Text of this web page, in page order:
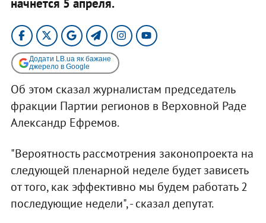
Додати LB.ua як бажане
джерело в Google
Об этом сказал журналистам председатель
фракции Партии регионов в Верховной Раде
Александр Ефремов.
"Вероятность рассмотрения законопроекта на
следующей пленарной неделе будет зависеть
от того, как эффективно мы будем работать 2
последующие недели", - сказал депутат.